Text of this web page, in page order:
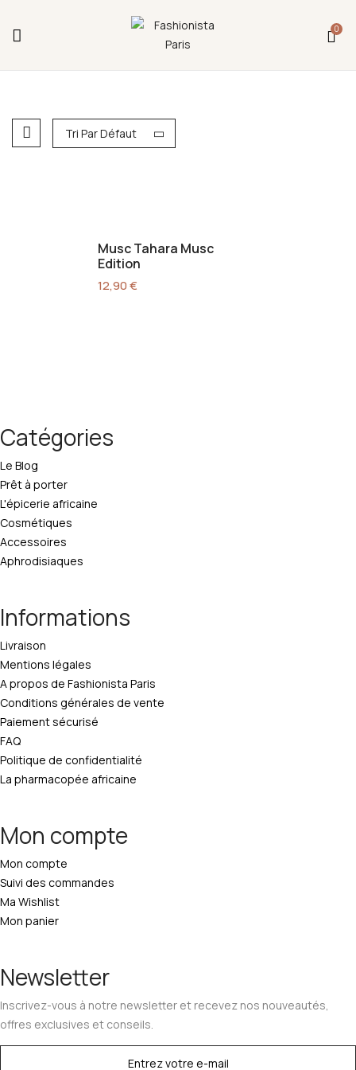
0
Tri Par Défaut
Musc Tahara Musc
Edition
12,90€
Catégories
Le Blog
Prêt à porter
L'épicerie africaine
Cosmétiques
Accessoires
Aphrodisiaques
Informations
Livraison
Mentions légales
A propos de Fashionista Paris
Conditions générales de vente
Paiement sécurisé
FAQ
Politique de confidentialité
La pharmacopée africaine
Mon compte
Mon compte
Suivi des commandes
Ma Wishlist
Mon panier
Newsletter
Inscrivez-vous à notre newsletter et recevez nos nouveautés,
offres exclusives et conseils.
Fermeture annuelle du 17 juillet 16h au 12 août.
L'ajout au panier est indisponible et aucune
commande ni remise en main propre ne sera